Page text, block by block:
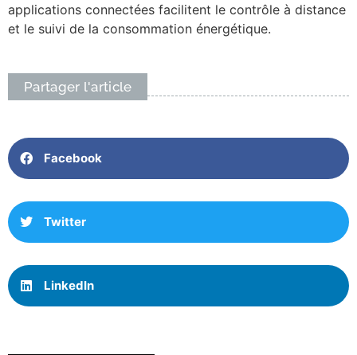
applications connectées facilitent le contrôle à distance
et le suivi de la consommation énergétique.
Partager l'article
Facebook
Twitter
LinkedIn